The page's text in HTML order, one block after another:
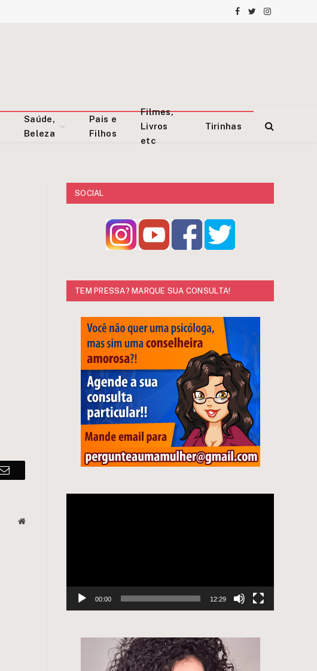
Facebook
TwitterInstagram
Saúde,
Beleza
Pais e
Filhos
Filmes,
Livros
etc
Tirinhas
Email
Website
SOCIAL
TEM PRESSA? MARQUE SUA CONSULTA!
00:00 12:29